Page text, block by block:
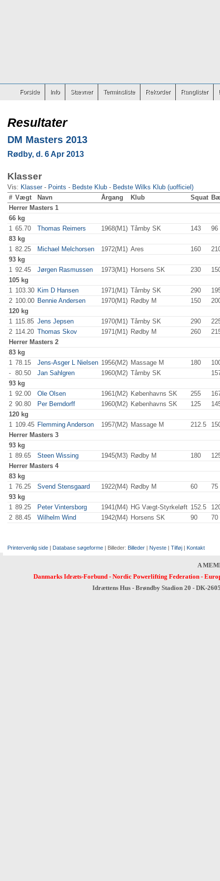
Forside Info Stævner Terminsliste Rekorder Ranglister
Resultater
DM Masters 2013
Rødby, d. 6 Apr 2013
Klasser
Vis: Klasser- Points - Bedste Klub - Bedste Wilks Klub (uofficiel)
# Vægt Navn Årgang Klub Squat
Herrer Masters 1
66 kg
1 65.70 Thomas Reimers 1968(M1) Tårnby SK 143 96
83 kg
1 82.25 Michael Melchorsen 1972(M1) Ares 160
93 kg
1 92.45 Jørgen Rasmussen 1973(M1) Horsens SK 230
105 kg
1 103.30 Kim D Hansen 1971(M1) Tårnby SK 290
2 100.00 Bennie Andersen 1970(M1) Rødby M 150
120 kg
1 115.85 Jens Jepsen 1970(M1) Tårnby SK 290
2 114.20 Thomas Skov 1971(M1) Rødby M 260
Herrer Masters 2
83 kg
1 78.15 Jens-Asger L Nielsen 1956(M2) Massage M 180
- 80.50 Jan Sahlgren 1960(M2) Tårnby SK
93 kg
1 92.00 Ole Olsen 1961(M2) Københavns SK 255
2 90.80 Per Berndorff 1960(M2) Københavns SK 125
120 kg
1 109.45 Flemming Anderson 1957(M2) Massage M 212.5
Herrer Masters 3
93 kg
1 89.65 Steen Wissing 1945(M3) Rødby M 180
Herrer Masters 4
83 kg
1 76.25 Svend Stensgaard 1922(M4) Rødby M 60 75
93 kg
1 89.25 Peter Vintersborg 1941(M4) HG Vægt-Styrkeløft 152.5
2 88.45 Wilhelm Wind 1942(M4) Horsens SK 90 70
Printervenlig side | Database søgeforme | Billeder: Billeder | Nyeste | Tilføj | Kontakt
A
Danmarks Idræts-Forbund- Nordic Powerlifting Federation-
Idrættens Hus - Brøndby Stadion 20 - DK-